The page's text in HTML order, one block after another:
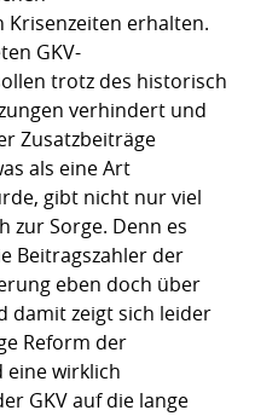
Krisenzeiten erhalten.
GKV-
trotz des historisch
verhindert und
Zusatzbeiträge
als eine Art
gibt nicht nur viel
zur Sorge. Denn es
Beitragszahler der
eben doch über
damit zeigt sich leider
Reform der
eine wirklich
GKV auf die lange